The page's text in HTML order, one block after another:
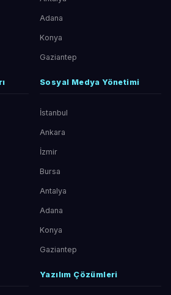
Adana
Konya
Gaziantep
Sosyal Medya Yönetimi
İstanbul
Ankara
İzmir
Bursa
Antalya
Adana
Konya
Gaziantep
Yazılım Çözümleri